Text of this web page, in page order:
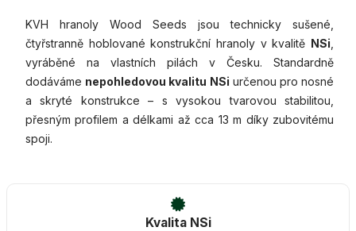
KVH hranoly Wood Seeds jsou technicky sušené,
čtyřstranně hoblované konstrukční hranoly v kvalitě NSi
vyráběné na vlastních pilách v Česku. Standardně
dodáváme nepohledovou kvalitu NSi určenou pro nosné
a skryté konstrukce – s vysokou tvarovou stabilitou,
přesným profilem a délkami až cca 13 m díky zubovitému
spoji.
Kvalita NSi